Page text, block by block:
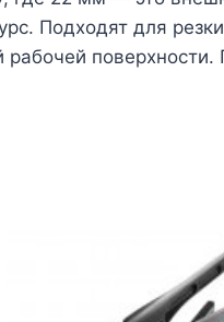
Подходят для резки
поверхности.